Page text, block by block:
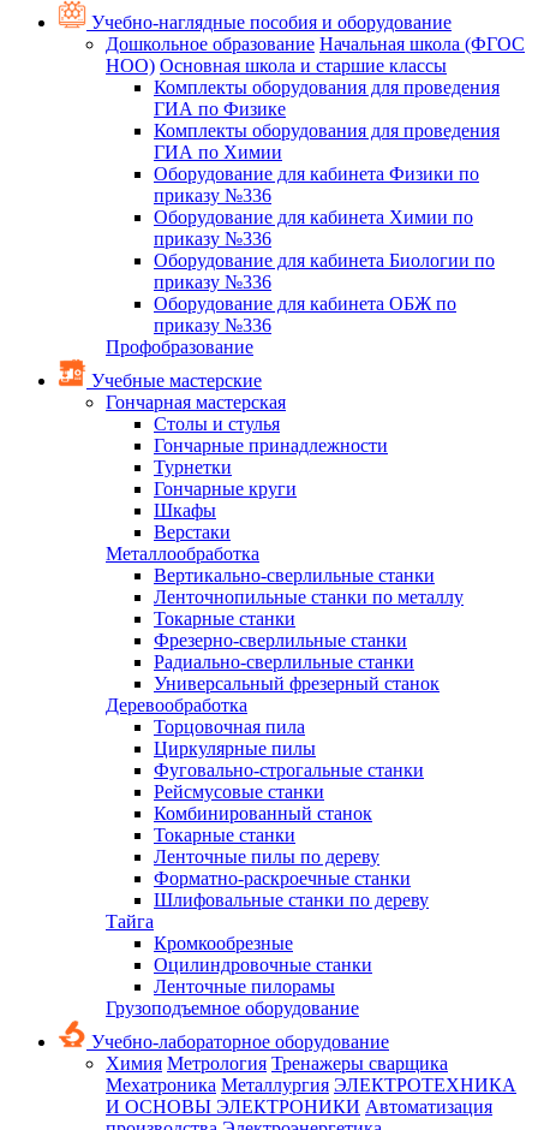
Учебно-наглядные пособия и оборудование
Дошкольное образование Начальная школа (ФГОС
НОО) Основная школа и старшие классы
Комплекты оборудования для проведения
ГИА по Физике
Комплекты оборудования для проведения
ГИА по Химии
Оборудование для кабинета Физики по
приказу №336
Оборудование для кабинета Химии по
приказу №336
Оборудование для кабинета Биологии по
приказу №336
Оборудование для кабинета ОБЖ по
приказу №336
Профобразование
Учебные мастерские
Гончарная мастерская
Столы и стулья
Гончарные принадлежности
Турнетки
Гончарные круги
Шкафы
Верстаки
Металлообработка
Вертикально-сверлильные станки
Ленточнопильные станки по металлу
Токарные станки
Фрезерно-сверлильные станки
Радиально-сверлильные станки
Универсальный фрезерный станок
Деревообработка
Торцовочная пила
Циркулярные пилы
Фуговально-строгальные станки
Рейсмусовые станки
Комбинированный станок
Токарные станки
Ленточные пилы по дереву
Форматно-раскроечные станки
Шлифовальные станки по дереву
Тайга
Кромкообрезные
Оцилиндровочные станки
Ленточные пилорамы
Грузоподъемное оборудование
Учебно-лабораторное оборудование
Химия Метрология Тренажеры сварщика
Мехатроника Металлургия ЭЛЕКТРОТЕХНИКА
И ОСНОВЫ ЭЛЕКТРОНИКИ Автоматизация